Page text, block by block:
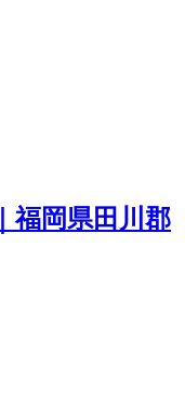
福岡県田川郡